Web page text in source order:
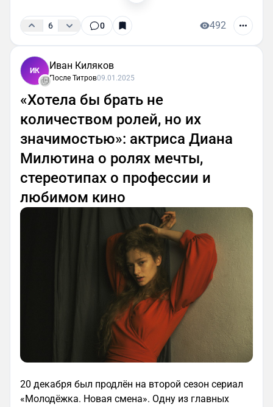
6 0 492
ИК Иван Киляков
После Титров09.01.2025
«Хотела бы брать не
количеством ролей, но их
значимостью»: актриса Диана
Милютина о ролях мечты,
стереотипах о профессии и
любимом кино
20 декабря был продлён на второй сезон сериал
«Молодёжка. Новая смена». Одну из главных